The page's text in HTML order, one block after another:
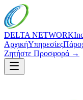
DELTA NETWORK
ΑρχικήΥπηρεσίες
Ζητήστε Προσφορά →